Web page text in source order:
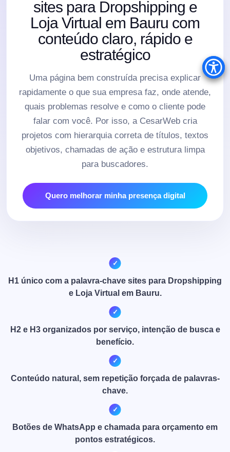
sites para Dropshipping e
Loja Virtual em Bauru com
conteúdo claro, rápido e
estratégico
Uma página bem construída precisa explicar
rapidamente o que sua empresa faz, onde atende,
quais problemas resolve e como o cliente pode
falar com você. Por isso, a CesarWeb cria
projetos com hierarquia correta de títulos, textos
objetivos, chamadas de ação e estrutura limpa
para buscadores.
Quero melhorar minha presença digital
H1 único com a palavra-chave sites para Dropshipping
e Loja Virtual em Bauru.
H2 e H3 organizados por serviço, intenção de busca e
benefício.
Conteúdo natural, sem repetição forçada de palavras-
chave.
Botões de WhatsApp e chamada para orçamento em
pontos estratégicos.